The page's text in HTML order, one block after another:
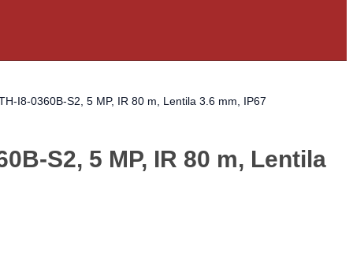
I8-0360B-S2, 5 MP, IR 80 m, Lentila 3.6 mm, IP67
S2, 5 MP, IR 80 m, Lentila